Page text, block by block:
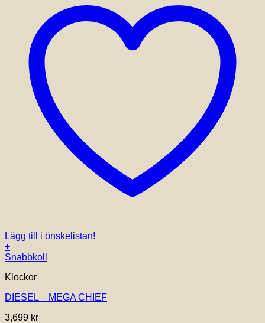
Lägg till i önskelistan!
+
Snabbkoll
Klockor
DIESEL – MEGA CHIEF
3,699 kr